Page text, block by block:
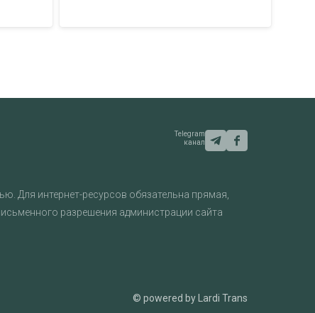
Telegram
канал
Для интернет-ресурсов обязательна прямая,
разрешения администрации сайта
© powered by Lardi Trans